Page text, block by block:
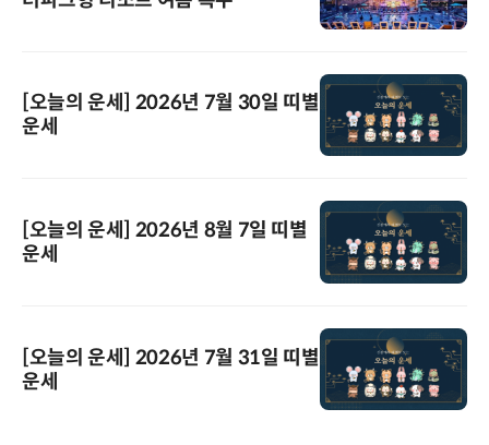
[오늘의 운세] 2026년 7월 30일 띠별
운세
[오늘의 운세] 2026년 8월 7일 띠별
운세
[오늘의 운세] 2026년 7월 31일 띠별
운세